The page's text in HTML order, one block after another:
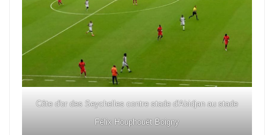
Côte d'or des Seychelles contre stade d'Abidjan au stade
Félix Houphouët Boigny